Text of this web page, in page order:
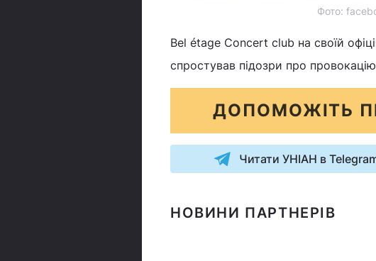
Фото:
Bel étage Concert club на своїй
спростував підозри про
ДОПОМОЖІТЬ
Читати УНІАН в
НОВИНИ ПАРТНЕРІВ